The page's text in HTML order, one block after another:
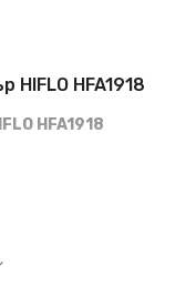
HFA1918
HFA1918